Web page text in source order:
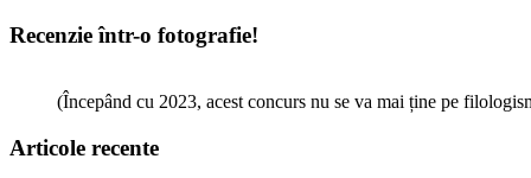
Recenzie într-o fotografie!
(Începând cu 2023, acest concurs nu se va mai ține pe
Articole recente